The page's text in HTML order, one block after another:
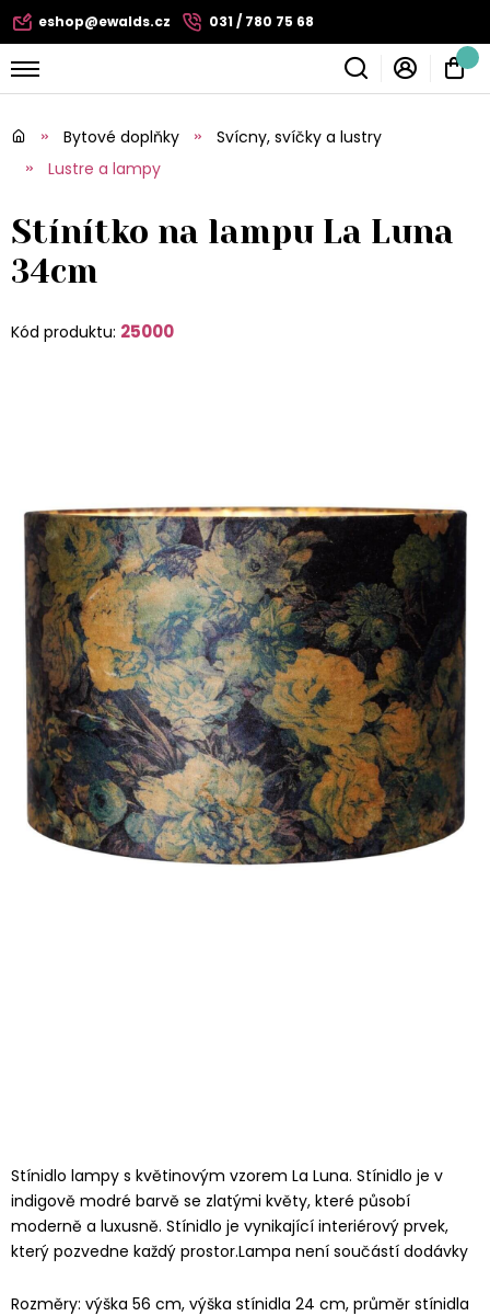
eshop@ewalds.cz 031 / 780 75 68
Bytové doplňky
Svícny, svíčky a lustry
Lustre a lampy
Stínítko na lampu La Luna
34cm
Kód produktu: 25000
Stínidlo lampy s květinovým vzorem La Luna. Stínidlo je v
indigově modré barvě se zlatými květy, které působí
moderně a luxusně. Stínidlo je vynikající interiérový prvek,
který pozvedne každý prostor.Lampa není součástí dodávky
Rozměry: výška 56 cm, výška stínidla 24 cm, průměr stínidla